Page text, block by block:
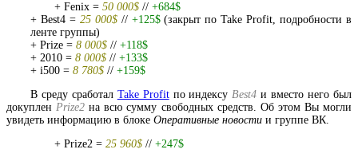
+ Fenix = 50 000$ // +684$
+ Best4 = 25 000$//+125$(закрыт по Take Profit, подробности в
ленте группы)
+ Prize = 8 000$ // +118$
+ 2010 = 8 000$ // +133$
+ i500 = 8 780$ // +159$
В среду сработал Take Profitпо индексуBest4 и вместо него был
докупленPrize2 на всю сумму свободных средств. Об этом Вы могли
увидеть информацию в блоке Оперативные новости и группе ВК.
+ Prize2 = 25 960$ // +247$